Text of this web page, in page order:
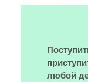
любой